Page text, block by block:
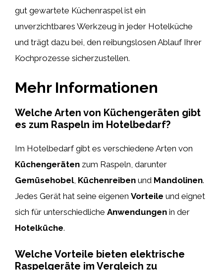
gut gewartete Küchenraspel ist ein
unverzichtbares Werkzeug in jeder Hotelküche
und trägt dazu bei, den reibungslosen Ablauf Ihrer
Kochprozesse sicherzustellen.
Mehr Informationen
Welche Arten von Küchengeräten gibt
es zum Raspeln im Hotelbedarf?
Im Hotelbedarf gibt es verschiedene Arten von
Küchengeräten zum Raspeln, darunter
Gemüsehobel, Küchenreiben und Mandolinen.
Jedes Gerät hat seine eigenen Vorteile und eignet
sich für unterschiedliche Anwendungen in der
Hotelküche.
Welche Vorteile bieten elektrische
Raspelgeräte im Vergleich zu